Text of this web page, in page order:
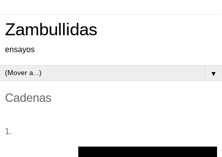
Zambullidas
ensayos
▼
Cadenas
1.